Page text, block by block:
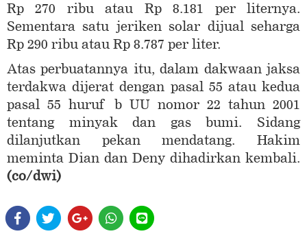
Rp 270 ribu atau Rp 8.181 per liternya.
Sementara satu jeriken solar dijual seharga
Rp 290 ribu atau Rp 8.787 per liter.
Atas perbuatannya itu, dalam dakwaan jaksa
terdakwa dijerat dengan pasal 55 atau kedua
pasal 55 huruf b UU nomor 22 tahun 2001
tentang minyak dan gas bumi. Sidang
dilanjutkan pekan mendatang. Hakim
meminta Dian dan Deny dihadirkan kembali.
(co/dwi)